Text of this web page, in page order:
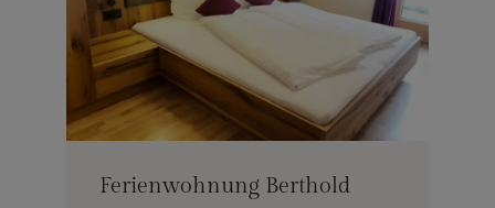
Ferienwohnung Berthold